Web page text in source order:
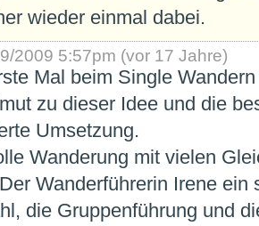
wieder einmal dabei.
2009 5:57pm (vor 17 Jahre)
Mal beim Single
zu dieser Idee und die
Umsetzung.
Wanderung mit vielen
Wanderführerin Irene ein
die Gruppenführung und